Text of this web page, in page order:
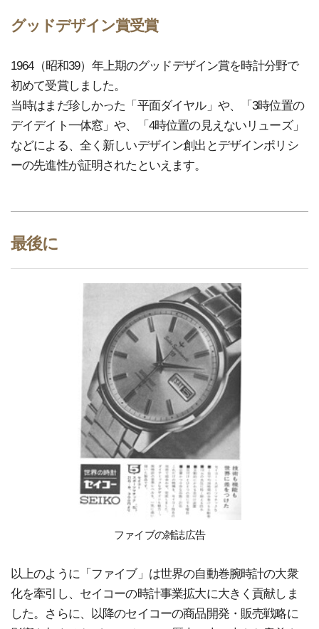
グッドデザイン賞受賞
1964（昭和39）年上期のグッドデザイン賞を時計分野で
初めて受賞しました。
当時はまだ珍しかった「平面ダイヤル」や、「3時位置の
デイデイト一体窓」や、「4時位置の見えないリューズ」
などによる、全く新しいデザイン創出とデザインポリシ
ーの先進性が証明されたといえます。
最後に
ファイブの雑誌広告
以上のように「ファイブ」は世界の自動巻腕時計の大衆
化を牽引し、セイコーの時計事業拡大に大きく貢献しま
した。さらに、以降のセイコーの商品開発・販売戦略に